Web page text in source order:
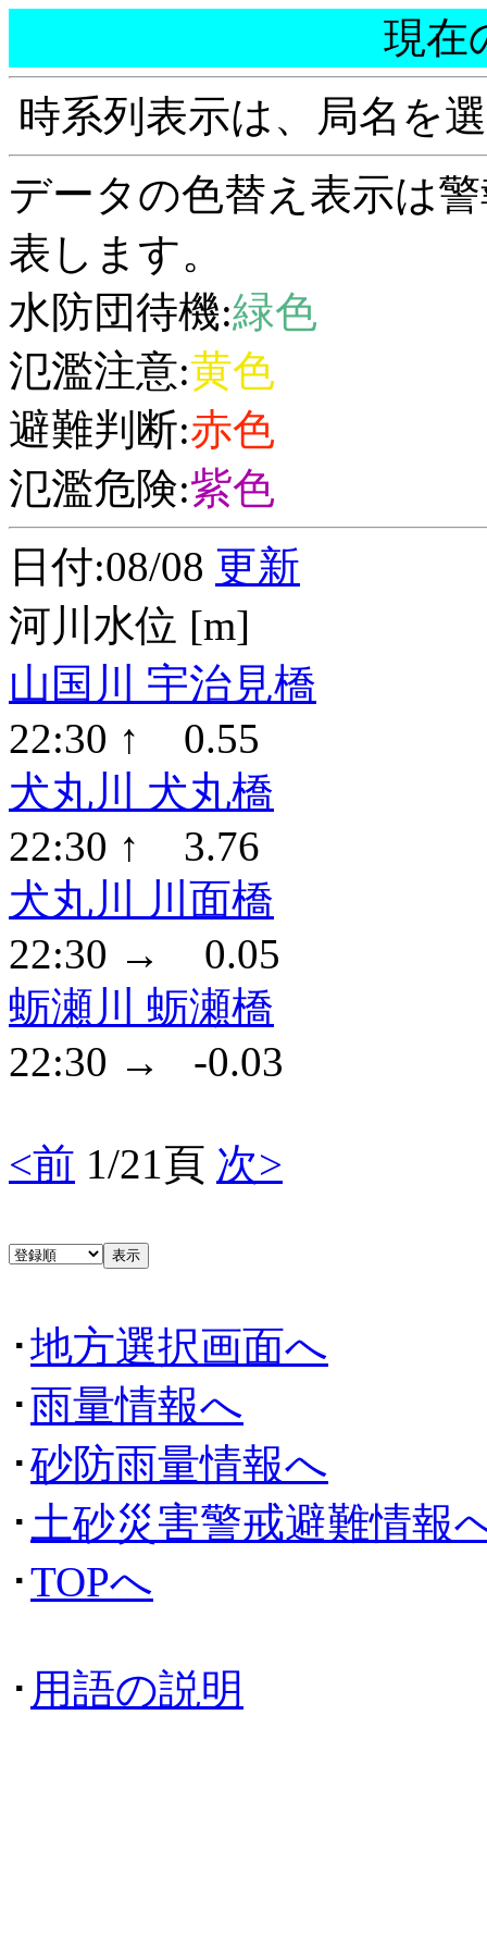
現在
時系列表示は、局名を
データの色替え表示は
表します。
水防団待機:緑色
氾濫注意:黄色
避難判断:赤色
氾濫危険:紫色
日付:08/08 更新
河川水位 [m]
山国川 宇治見橋
22:30 ↑ 0.55
犬丸川 犬丸橋
22:30 ↑ 3.76
犬丸川 川面橋
22:30 → 0.05
蛎瀬川 蛎瀬橋
22:30 → -0.03
<前 1/21頁 次>
･地方選択画面へ
･雨量情報へ
･砂防雨量情報へ
･ 土砂災害警戒避難情報
･TOPへ
･ 用語の説明